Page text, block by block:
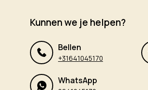
Kunnen we je helpen?
Bellen
+31641045170
WhatsApp